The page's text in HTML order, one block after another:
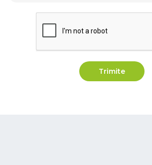
Trimite